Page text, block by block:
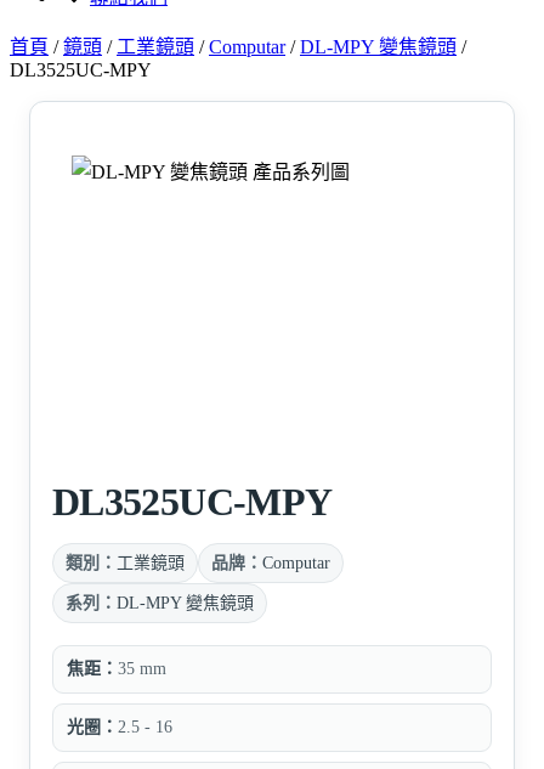
首頁 /鏡頭 / 工業鏡頭 /Computar/DL-MPY 變焦鏡頭 /
DL3525UC-MPY
DL3525UC-MPY
類別： 工業鏡頭 品牌： Computar
系列： DL-MPY 變焦鏡頭
焦距： 35 mm
光圈： 2.5 - 16